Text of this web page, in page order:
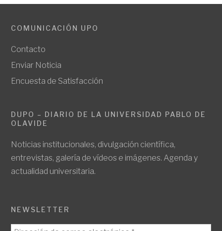
COMUNICACIÓN UPO
Contacto
Enviar Noticia
Encuesta de Satisfacción
DUPO – DIARIO DE LA UNIVERSIDAD PABLO DE
OLAVIDE
Noticias institucionales, divulgación científica,
entrevistas, galería de vídeos e imágenes. Agenda y
actualidad universitaria.
NEWSLETTER